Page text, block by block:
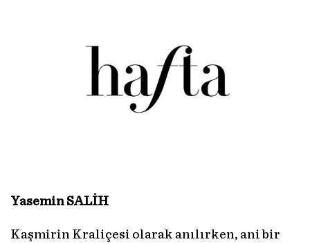
Yasemin SALİH
Kaşmirin Kraliçesi olarak anılırken, ani bir